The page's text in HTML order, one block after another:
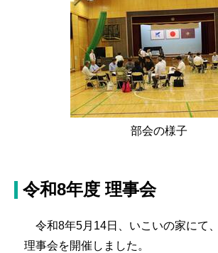
部会の様子
令和8年度 理事会
令和8年5月14日、いこいの家にて
理事会を開催しました。